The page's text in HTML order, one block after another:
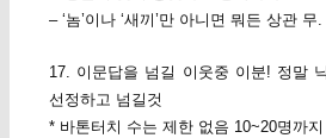
– ‘놈’이나 ‘새끼’만 아니면 뭐든 상관 무.
17. 이문답을 넘길 이웃중 이분! 정말
선정하고 넘길것
* 바톤터치 수는 제한 없음 10~20명까